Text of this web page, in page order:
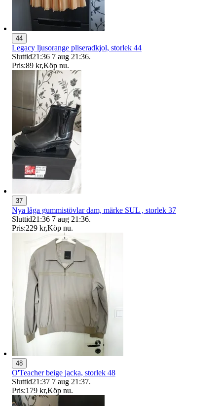
44
Legacy ljusorange pliseradkjol, storlek 44
Sluttid21:36 7 aug 21:36.
Pris:89 kr,Köp nu.
37
Nya låga gummistövlar dam, märke SUL , storlek 37
Sluttid21:36 7 aug 21:36.
Pris:229 kr,Köp nu.
48
O'Teacher beige jacka, storlek 48
Sluttid21:37 7 aug 21:37.
Pris:179 kr,Köp nu.